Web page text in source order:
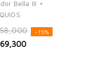
-15%